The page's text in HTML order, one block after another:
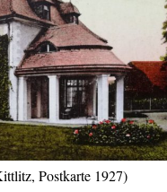
Postkarte 1927)